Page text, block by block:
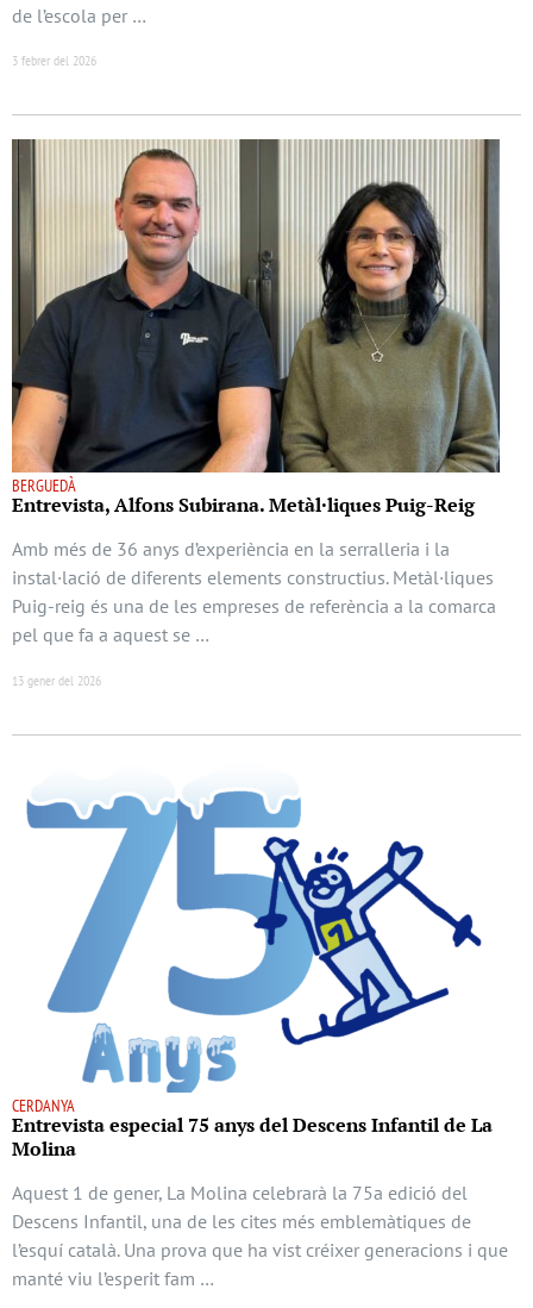
de l’escola per …
3 febrer del 2026
BERGUEDÀ
Entrevista, Alfons Subirana. Metàl·liques Puig-Reig
Amb més de 36 anys d’experiència en la serralleria i la
instal·lació de diferents elements constructius. Metàl·liques
Puig-reig és una de les empreses de referència a la comarca
pel que fa a aquest se …
13 gener del 2026
CERDANYA
Entrevista especial 75 anys del Descens Infantil de La
Molina
Aquest 1 de gener, La Molina celebrarà la 75a edició del
Descens Infantil, una de les cites més emblemàtiques de
l’esquí català. Una prova que ha vist créixer generacions i que
manté viu l’esperit fam …